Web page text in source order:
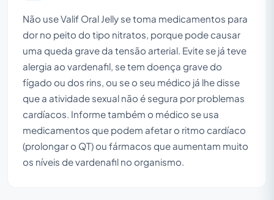
Não use Valif Oral Jelly se toma medicamentos para
dor no peito do tipo nitratos, porque pode causar
uma queda grave da tensão arterial. Evite se já teve
alergia ao vardenafil, se tem doença grave do
fígado ou dos rins, ou se o seu médico já lhe disse
que a atividade sexual não é segura por problemas
cardíacos. Informe também o médico se usa
medicamentos que podem afetar o ritmo cardíaco
(prolongar o QT) ou fármacos que aumentam muito
os níveis de vardenafil no organismo.